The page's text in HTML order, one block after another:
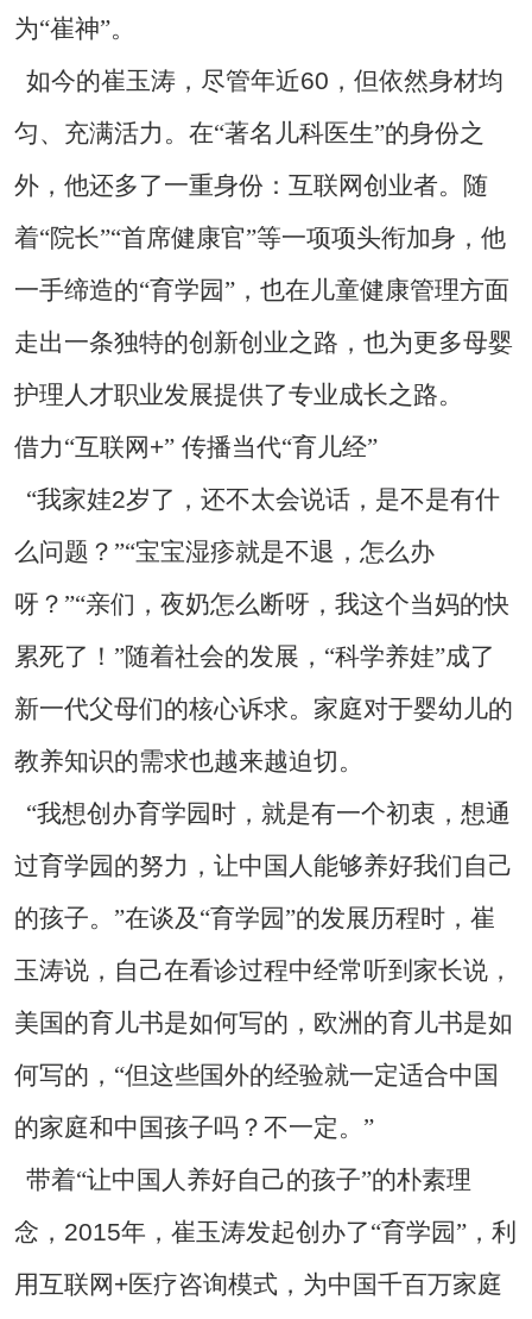
为“崔神”。
如今的崔玉涛，尽管年近60 ，但依然身材均
匀、充满活力。在“著名儿科医生”的身份之
外，他还多了一重身份：互联网创业者。随
着“院长”“首席健康官”等一项项头衔加身，他
一手缔造的“育学园”，也在儿童健康管理方面
走出一条独特的创新创业之路，也为更多母婴
护理人才职业发展提供了专业成长之路。
借力“互联网 +” 传播当代“育儿经”
“我家娃2岁了，还不太会说话，是不是有什
么问题？”“宝宝湿疹就是不退，怎么办
呀？”“亲们，夜奶怎么断呀，我这个当妈的快
累死了！”随着社会的发展，“科学养娃”成了
新一代父母们的核心诉求。家庭对于婴幼儿的
教养知识的需求也越来越迫切。
“我想创办育学园时，就是有一个初衷，想通
过育学园的努力，让中国人能够养好我们自己
的孩子。”在谈及“育学园”的发展历程时，崔
玉涛说，自己在看诊过程中经常听到家长说，
美国的育儿书是如何写的，欧洲的育儿书是如
何写的，“但这些国外的经验就一定适合中国
的家庭和中国孩子吗？不一定。”
带着“让中国人养好自己的孩子”的朴素理
念， 2015年，崔玉涛发起创办了“育学园”，利
用互联网 +医疗咨询模式，为中国千百万家庭